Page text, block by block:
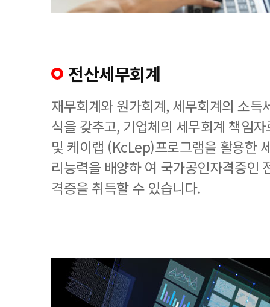
전산세무회계
재무회계와 원가회계, 세무회계의 소득
식을 갖추고, 기업체의 세무회계 책임
및 케이랩 (KcLep)프로그램을 활용한
리능력을 배양하 여 국가공인자격증인
격증을 취득할 수 있습니다.